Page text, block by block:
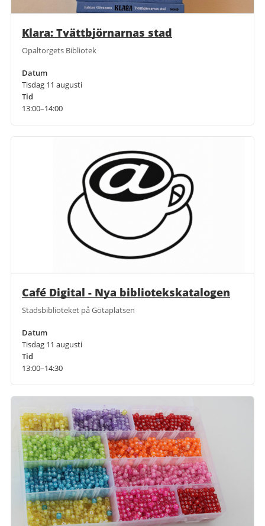
Klara: Tvättbjörnarnas stad
Opaltorgets Bibliotek
Datum
Tisdag 11 augusti
Tid
13:00–14:00
Café Digital - Nya bibliotekskatalogen
Stadsbiblioteket på Götaplatsen
Datum
Tisdag 11 augusti
Tid
13:00–14:30